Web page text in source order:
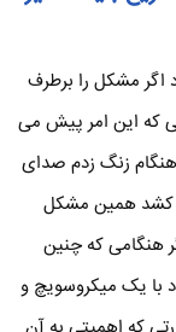
مشکل را برطرف
که این امر پیش می
زنگ زدم صدای
کشد همین مشکل
هنگامی که چنین
با یک میکروسویچ و